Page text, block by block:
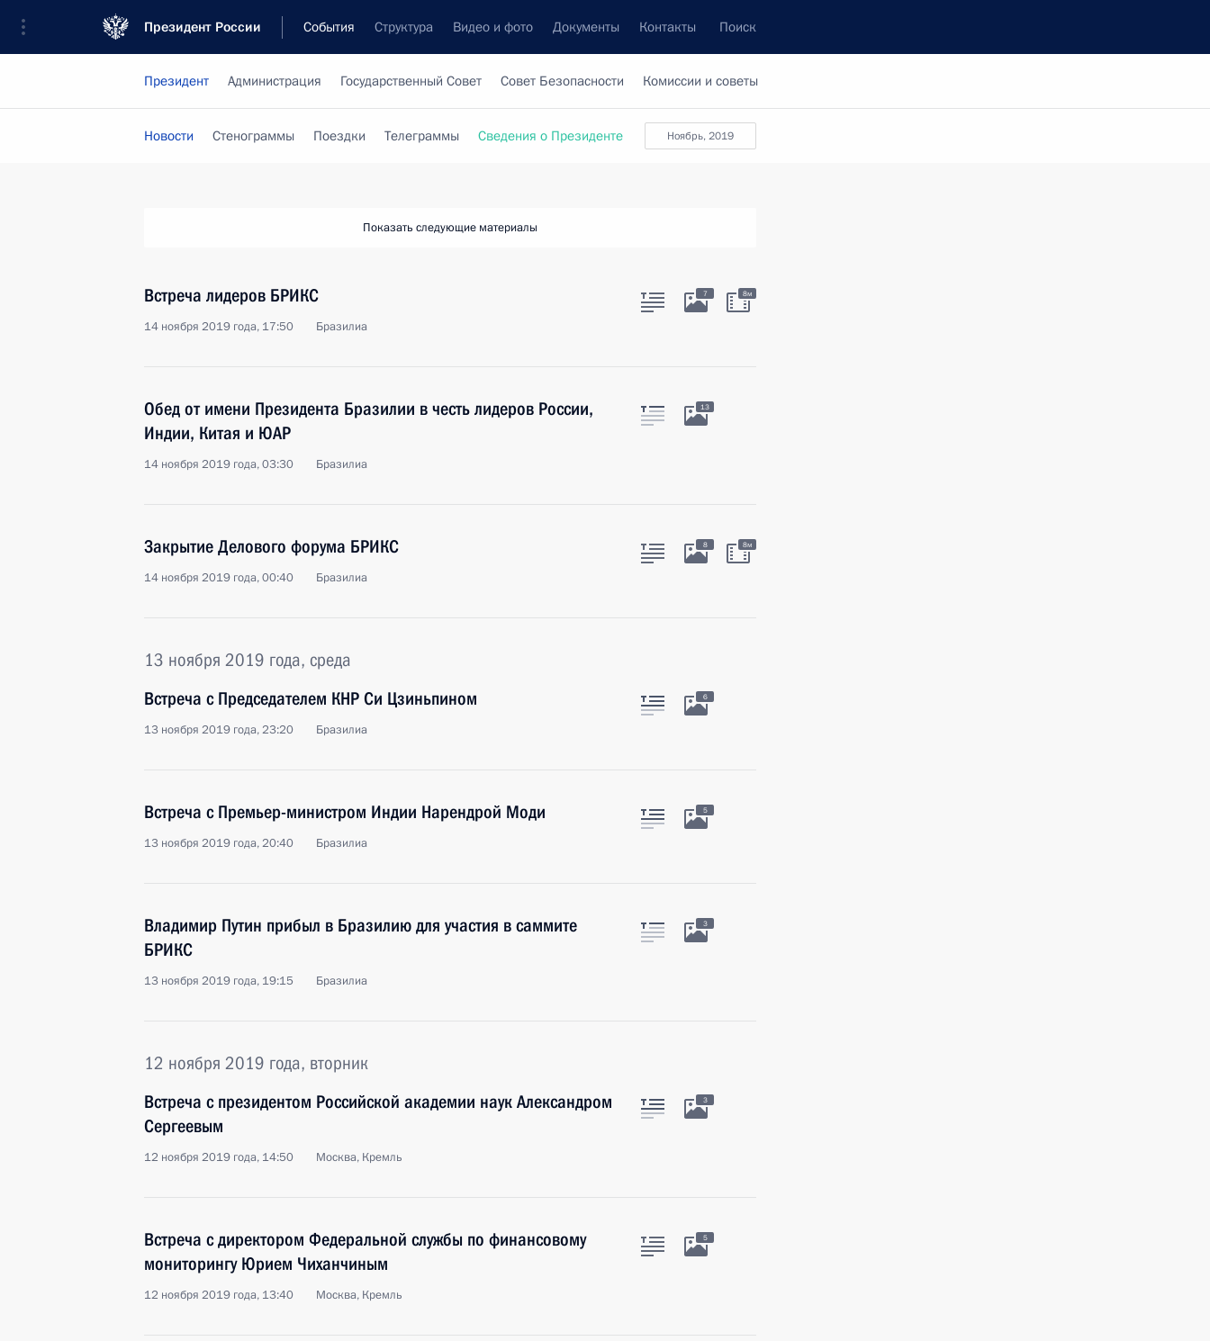
Президент России События Структура Видео и фото Документы Контакты Поиск
Президент Администрация Государственный Совет Совет Безопасности Комиссии и советы
ноябрь, 2019
Новости Стенограммы Поездки Телеграммы Сведения о Президенте
Показать следующие материалы
Встреча лидеров БРИКС
14 ноября 2019 года, 17:50 Бразилиа
7 8м
Обед от имени Президента Бразилии в честь лидеров России,
Индии, Китая и ЮАР
14 ноября 2019 года, 03:30 Бразилиа
13
Закрытие Делового форума БРИКС
14 ноября 2019 года, 00:40 Бразилиа
8 8м
13 ноября 2019 года, среда
Встреча с Председателем КНР Си Цзиньпином
13 ноября 2019 года, 23:20 Бразилиа
6
Встреча с Премьер-министром Индии Нарендрой Моди
13 ноября 2019 года, 20:40 Бразилиа
5
Владимир Путин прибыл в Бразилию для участия в саммите
БРИКС
13 ноября 2019 года, 19:15 Бразилиа
3
12 ноября 2019 года, вторник
Встреча с президентом Российской академии наук Александром
Сергеевым
12 ноября 2019 года, 14:50 Москва, Кремль
3
Встреча с директором Федеральной службы по финансовому
мониторингу Юрием Чиханчиным
12 ноября 2019 года, 13:40 Москва, Кремль
5